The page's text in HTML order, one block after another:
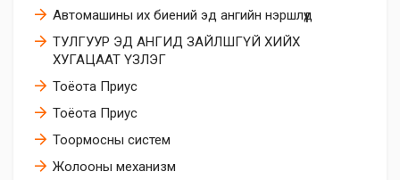
Автомашины их биений эд ангийн нэршлүүд
ТУЛГУУР ЭД АНГИД ЗАЙЛШГҮЙ ХИЙХ
ХУГАЦААТ ҮЗЛЭГ
Тоёота Приус
Тоёота Приус
Тоормосны систем
Жолооны механизм